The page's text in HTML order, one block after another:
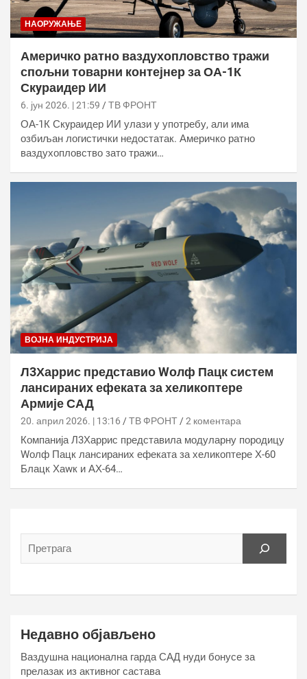
НАОРУЖАЊЕ
Америчко ратно ваздухопловство тражи
спољни товарни контејнер за ОА-1К
Скyраидер ИИ
6. јун 2026. | 21:59 ТВ ФРОНТ
ОА-1К Скyраидер ИИ улази у употребу, али има
озбиљан логистички недостатак. Америчко ратно
ваздухопловство зато тражи…
ВОЈНА ИНДУСТРИЈА
Л3Харрис представио Wолф Пацк систем
лансираних ефеката за хеликоптере
Армије САД
20. април 2026. | 13:16 ТВ ФРОНТ 2 коментара
Компанија Л3Харрис представила модуларну породицу
Wолф Пацк лансираних ефеката за хеликоптере Х-60
Блацк Хаwк и АХ-64…
Недавно објављено
Ваздушна национална гарда САД нуди бонусе за
прелазак из активног састава